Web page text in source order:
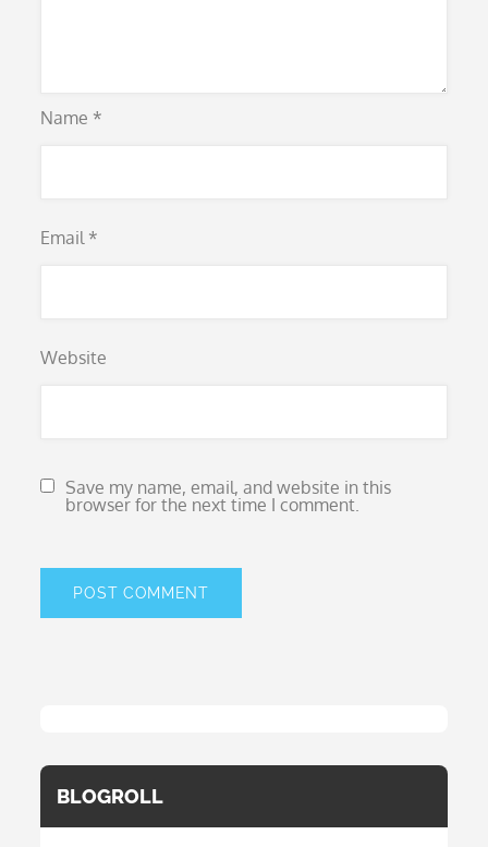
Name *
Email *
Website
Save my name, email, and website in this
browser for the next time I comment.
BLOGROLL